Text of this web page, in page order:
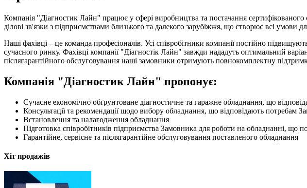
Компанія "Діагностик Лайн" працює у сфері виробництва та постачання
ділові зв'язки з підприємствами близького та далекого зарубіжжя, що створює всі умови
Наші фахівці – це команда професіоналів. Усі співробітники компанії постійно
сучасного ринку. Фахівці компанії "Діагностік Лайн" завжди нададуть оптимальний
післягарантійного обслуговування наші замовники отримують повнокомплектну
Компанія "Діагностик Лайн" пропонує:
Сучасне економічно обґрунтоване діагностичне та гаражне обладнання, що
Консультації та рекомендації щодо вибору обладнання, що відповідають потребам
Встановлення та налагодження обладнання
Підготовка співробітників підприємства Замовника для роботи на обладнанні, що
Гарантійне, сервісне та післягарантійне обслуговування поставленого обладнання
Хіт продажів